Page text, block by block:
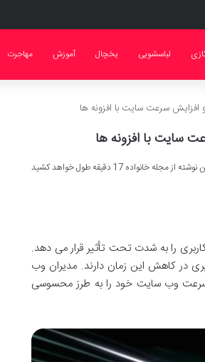
لباسشویی یخچال آموزش مهاجرت
افزایش سرعت سایت با افزونه ها
سایت با افزونه ها
مجله خانواده 17 دقیقه طول خواهد کشید
را به شدت تحت تأثیر قرار می دهد.
در کاهش این زمان دارند. مدیران وب
سرعت وب سایت خود را به طرز محسوسی